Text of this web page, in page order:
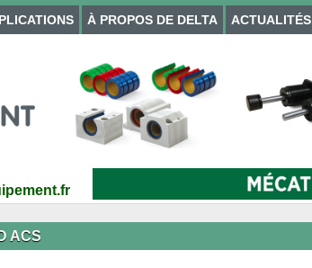
À PROPOS DE DELTA ACTUALITÉS
ACS